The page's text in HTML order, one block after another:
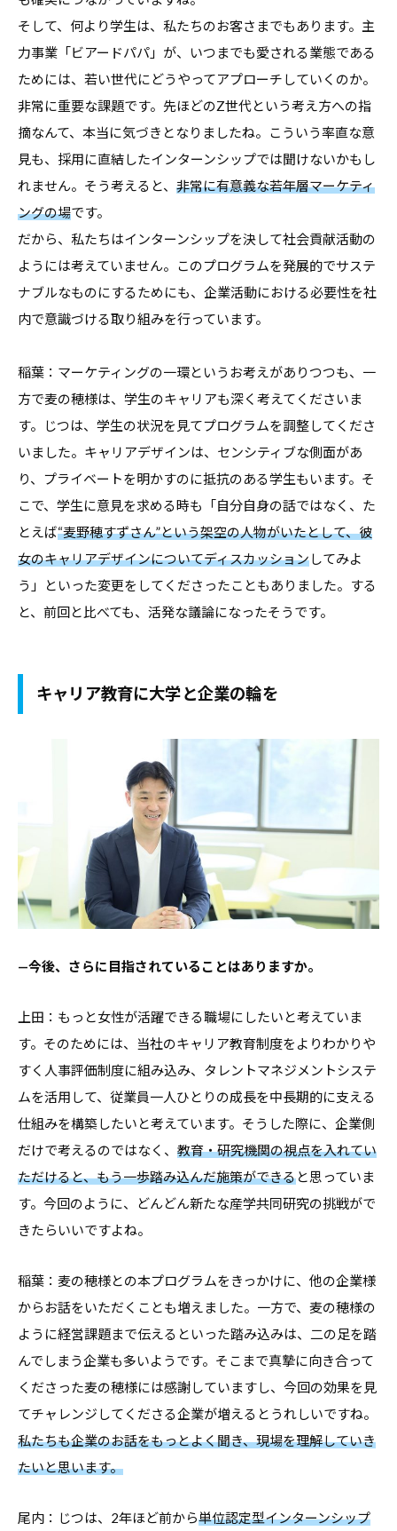
そして、何より学生は、私たちのお客さまでもあります。主
力事業「ビアードパパ」が、いつまでも愛される業態である
ためには、若い世代にどうやってアプローチしていくのか。
非常に重要な課題です。先ほどのZ世代という考え方への指
摘なんて、本当に気づきとなりましたね。こういう率直な意
見も、採用に直結したインターンシップでは聞けないかもし
れません。そう考えると、 非常に有意義な若年層マーケティ
ングの場です。
だから、私たちはインターンシップを決して社会貢献活動の
ようには考えていません。このプログラムを発展的でサステ
ナブルなものにするためにも、企業活動における必要性を社
内で意識づける取り組みを行っています。
稲葉：マーケティングの一環というお考えがありつつも、一
方で麦の穂様は、学生のキャリアも深く考えてくださいま
す。じつは、学生の状況を見てプログラムを調整してくださ
いました。キャリアデザインは、センシティブな側面があ
り、プライベートを明かすのに抵抗のある学生もいます。そ
こで、学生に意見を求める時も「自分自身の話ではなく、た
とえば“麦野穂すずさん”という架空の人物がいたとして、彼
女のキャリアデザインについてディスカッションしてみよ
う」といった変更をしてくださったこともありました。する
と、前回と比べても、活発な議論になったそうです。
キャリア教育に大学と企業の輪を
—今後、さらに目指されていることはありますか。
上田：もっと女性が活躍できる職場にしたいと考えていま
す。そのためには、当社のキャリア教育制度をよりわかりや
すく人事評価制度に組み込み、タレントマネジメントシステ
ムを活用して、従業員一人ひとりの成長を中長期的に支える
仕組みを構築したいと考えています。そうした際に、企業側
だけで考えるのではなく、 教育・研究機関の視点を入れてい
ただけると、もう一歩踏み込んだ施策ができると思っていま
す。今回のように、どんどん新たな産学共同研究の挑戦がで
きたらいいですよね。
稲葉：麦の穂様との本プログラムをきっかけに、他の企業様
からお話をいただくことも増えました。一方で、麦の穂様の
ように経営課題まで伝えるといった踏み込みは、二の足を踏
んでしまう企業も多いようです。そこまで真摯に向き合って
くださった麦の穂様には感謝していますし、今回の効果を見
てチャレンジしてくださる企業が増えるとうれしいですね。
私たちも企業のお話をもっとよく聞き、現場を理解していき
たいと思います。
尾内：じつは、2年ほど前から単位認定型インターンシップ